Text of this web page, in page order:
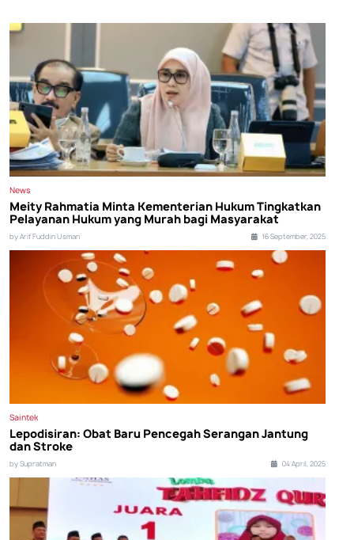
News
Meity Rahmatia Minta Kementerian Hukum Tingkatkan
Pelayanan Hukum yang Murah bagi Masyarakat
by Arif Fuddin Usman 16 September, 2025
Saintek
Lepodisiran: Obat Baru Pencegah Serangan Jantung
dan Stroke
by Supratman 04 April, 2025